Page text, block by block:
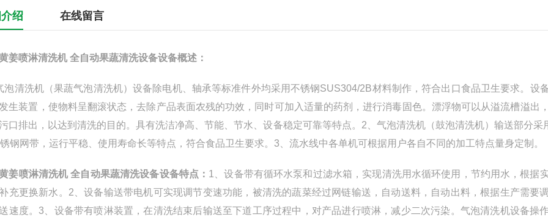
绍 在线留言
姜喷淋清洗机 全自动果蔬清洗设备设备概述：
泡清洗机（果蔬气泡清洗机）设备除电机、轴承等标准件外均采用不锈钢SUS304/2B材料制作，符合出口食品卫生要求。设
生装置，使物料呈翻滚状态，去除产品表面农残的功效，同时可加入适量的药剂，进行消毒固色。漂浮物可以从溢流槽溢出
口排出，以达到清洗的目的。具有洗洁净高、节能、节水、设备稳定可靠等特点。2、气泡清洗机（鼓泡清洗机）输送部分采
钢网带，运行平稳、使用寿命长等特点，符合食品卫生要求。3、流水线中各单机可根据用户各自不同的加工特点量身定制。
姜喷淋清洗机 全自动果蔬清洗设备设备特点： 1、设备带有循环水泵和过滤水箱，实现清洗用水循环使用，节约用水，根据
充更换新水。2、设备输送带电机可实现调节变速功能，被清洗的蔬菜经过网链输送，自动送料，自动出料，根据生产需要
速度。3、设备带有喷淋装置，在清洗结束后输送至下道工序过程中，对产品进行喷淋，减少二次污染。气泡清洗机设备操